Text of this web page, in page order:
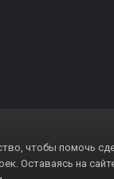
чтобы помочь
Оставаясь на